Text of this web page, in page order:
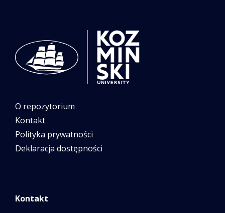
O repozytorium
Kontakt
Polityka prywatności
Deklaracja dostępności
Kontakt